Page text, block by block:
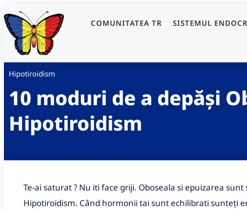
COMUNITATEA TR SISTEMUL
Hipotiroidism
10 moduri de a depăși
Hipotiroidism
Te-ai saturat ? Nu iti face griji. Oboseala si epuizarea
Hipotiroidism. Când hormonii tai sunt echilibrati sunteți